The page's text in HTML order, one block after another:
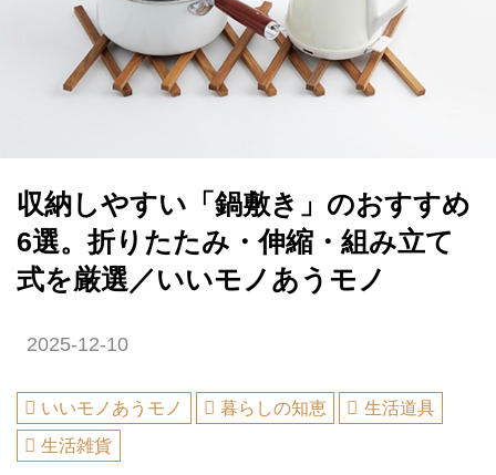
収納しやすい「鍋敷き」のおすすめ
6選。折りたたみ・伸縮・組み立て
式を厳選／いいモノあうモノ
2025-12-10
いいモノあうモノ 暮らしの知恵
生活道具
生活雑貨